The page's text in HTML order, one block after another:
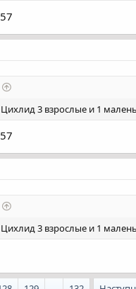
3 взрослые и 1
3 взрослые и 1